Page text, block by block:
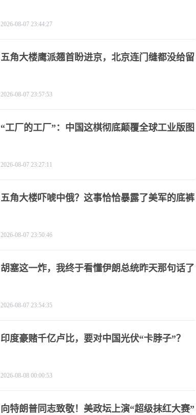
2026-08-07 23:44:27
五角大楼鹰派翘首盼进京，北京连门缝都没给留
2026-08-07 23:57:53
“工厂的工厂”：中国这棋彻底颠覆全球工业版图
2026-08-07 23:27:11
五角大楼吓唬中俄？这事恰恰暴露了美军的底裤
2026-08-07 23:50:46
胡塞这一炸，我终于看懂伊朗总统昨天那句话了
2026-08-07 23:54:35
印度豪赌千亿卢比，要对中国光伏“卡脖子”？
2026-08-08 00:00:53
向特朗普同志致敬！美政坛上演“超级抹红大赛”